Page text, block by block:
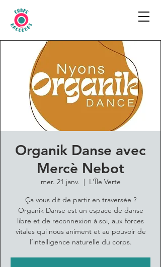
Organik Danse avec
Mercè Nebot
mer. 21 janv.
  |
L'Île Verte
Ça vous dit de partir en traversée ?
Organik Danse est un espace de danse
libre et de reconnexion à soi, aux forces
vitales qui nous animent et au pouvoir de
l’intelligence naturelle du corps.